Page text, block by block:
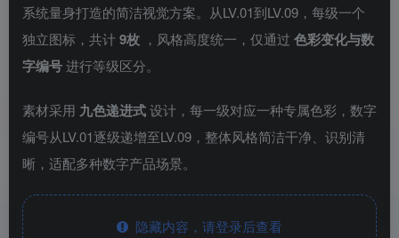
系统量身打造的简洁视觉方案。从LV.01到LV.09，每级一个
独立图标，共计9枚 ，风格高度统一，仅通过 色彩变化与数
字编号进行等级区分。
素材采用 九色递进式设计，每一级对应一种专属色彩，数字
编号从LV.01逐级递增至LV.09，整体风格简洁干净、识别清
晰，适配多种数字产品场景。
隐藏内容，请登录后查看